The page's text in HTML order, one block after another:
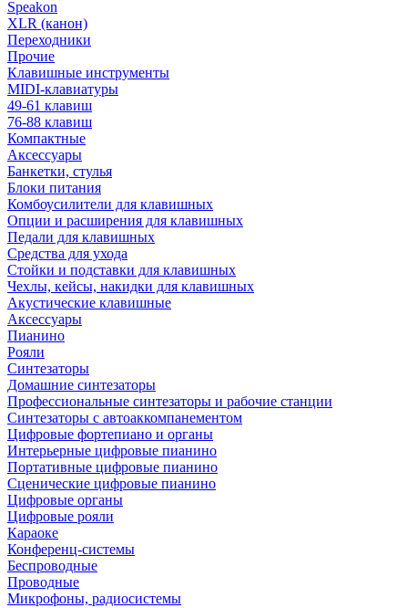
Speakon
XLR (канон)
Переходники
Прочие
Клавишные инструменты
MIDI-клавиатуры
49-61 клавиш
76-88 клавиш
Компактные
Аксессуары
Банкетки, стулья
Блоки питания
Комбоусилители для клавишных
Опции и расширения для клавишных
Педали для клавишных
Средства для ухода
Стойки и подставки для клавишных
Чехлы, кейсы, накидки для клавишных
Акустические клавишные
Аксессуары
Пианино
Рояли
Синтезаторы
Домашние синтезаторы
Профессиональные синтезаторы и рабочие станции
Синтезаторы с автоаккомпанементом
Цифровые фортепиано и органы
Интерьерные цифровые пианино
Портативные цифровые пианино
Сценические цифровые пианино
Цифровые органы
Цифровые рояли
Караоке
Конференц-системы
Беспроводные
Проводные
Микрофоны, радиосистемы